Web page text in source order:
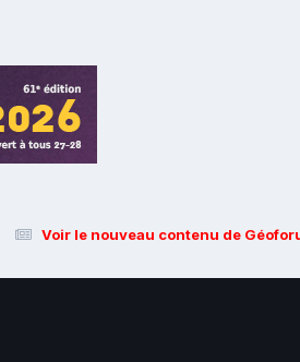
Voir le nouveau contenu de